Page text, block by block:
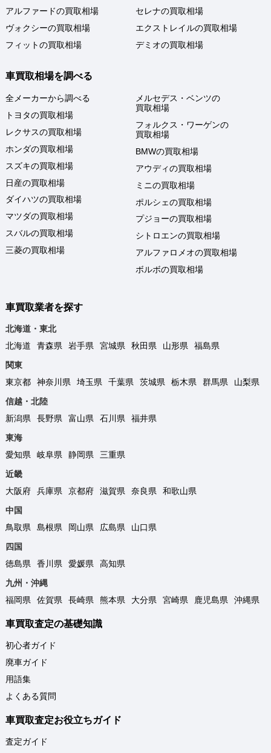
アルファードの買取相場
ヴォクシーの買取相場
フィットの買取相場
セレナの買取相場
エクストレイルの買取相場
デミオの買取相場
車買取相場を調べる
全メーカーから調べる
トヨタの買取相場
レクサスの買取相場
ホンダの買取相場
スズキの買取相場
日産の買取相場
ダイハツの買取相場
マツダの買取相場
スバルの買取相場
三菱の買取相場
メルセデス・ベンツの
買取相場
フォルクス・ワーゲンの
買取相場
BMWの買取相場
アウディの買取相場
ミニの買取相場
ポルシェの買取相場
プジョーの買取相場
シトロエンの買取相場
アルファロメオの買取相場
ボルボの買取相場
車買取業者を探す
北海道・東北
北海道
青森県 岩手県 宮城県 秋田県 山形県
福島県
関東
東京都
神奈川県 埼玉県 千葉県 茨城県 栃木県 群馬県
山梨県
信越・北陸
新潟県
長野県 富山県 石川県
福井県
東海
愛知県
岐阜県 静岡県
三重県
近畿
大阪府
兵庫県 京都府 滋賀県 奈良県
和歌山県
中国
鳥取県
島根県 岡山県 広島県
山口県
四国
徳島県
香川県 愛媛県
高知県
九州・沖縄
福岡県
佐賀県 長崎県 熊本県 大分県 宮崎県 鹿児島県 沖縄県
車買取査定の基礎知識
初心者ガイド
廃車ガイド
用語集
よくある質問
車買取査定お役立ちガイド
査定ガイド